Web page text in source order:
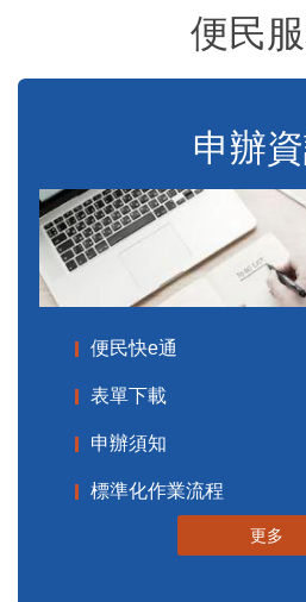
便民
申辦
便民快e通
表單下載
申辦須知
標準化作業流程
更多